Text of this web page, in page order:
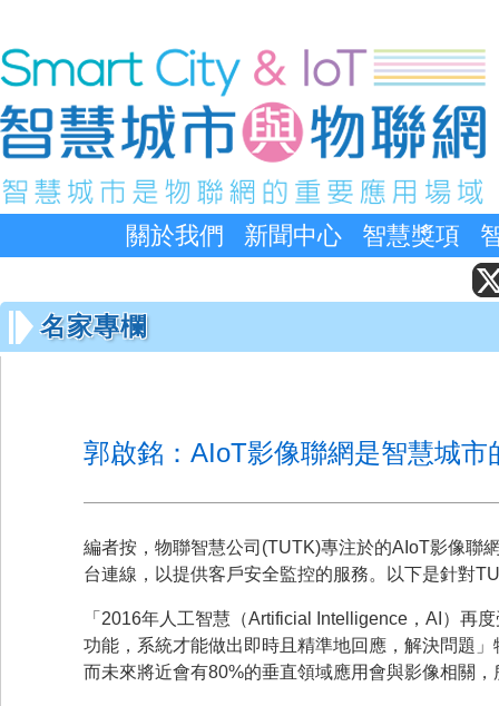
關於我們 新聞中心 智慧獎項
名家專欄
郭啟銘：AIoT影像聯網是智慧城市
編者按，物聯智慧公司(TUTK)專注於的AIoT影像聯
台連線，以提供客戶安全監控的服務。以下是針對
「2016年人工智慧（Artificial Intelligence，AI）再
功能，系統才能做出即時且精準地回應，解決問題
而未來將近會有80%的垂直領域應用會與影像相關